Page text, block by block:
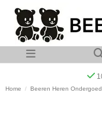
Home Beeren Heren Ondergoed